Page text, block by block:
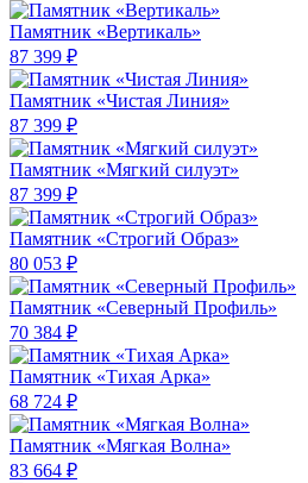
Памятник «Вертикаль»
87 399 ₽
Памятник «Чистая Линия»
87 399 ₽
Памятник «Мягкий силуэт»
87 399 ₽
Памятник «Строгий Образ»
80 053 ₽
Памятник «Северный Профиль»
70 384 ₽
Памятник «Тихая Арка»
68 724 ₽
Памятник «Мягкая Волна»
83 664 ₽